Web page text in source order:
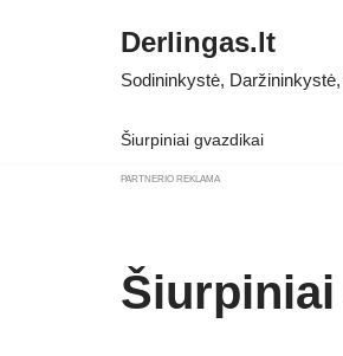
Derlingas.lt
Sodininkystė,
Šiurpiniai gvazdikai
PARTNERIO REKLAMA